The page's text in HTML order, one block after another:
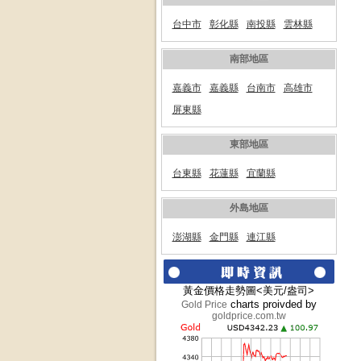
台中市 彰化縣 南投縣 雲林縣
南部地區
嘉義市 嘉義縣 台南市
高雄市
屏東縣
東部地區
台東縣 花蓮縣 宜蘭縣
外島地區
澎湖縣 金門縣 連江縣
黃金價格走勢圖<美元/盎司>
Gold Price charts proivded by
goldprice.com.tw